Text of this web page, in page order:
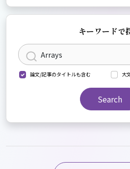
キーワードで
論文/記事のタイトルも含む 大
Search